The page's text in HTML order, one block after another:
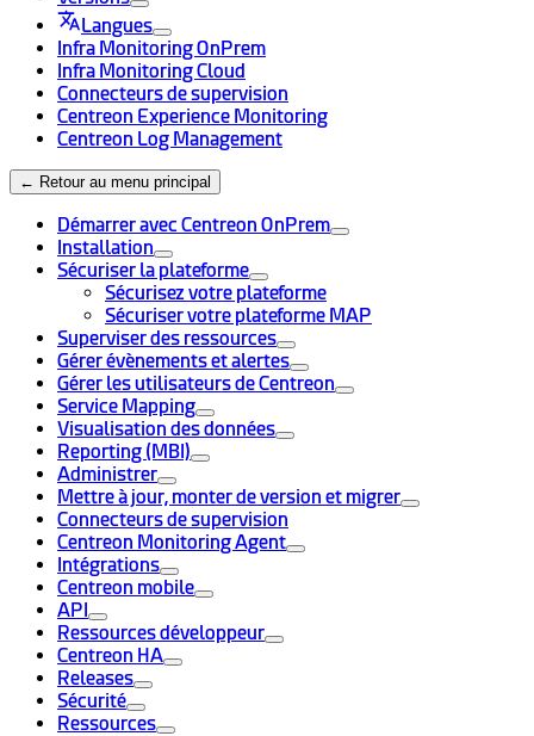
Langues
Infra Monitoring OnPrem
Infra Monitoring Cloud
Connecteurs de supervision
Centreon Experience Monitoring
Centreon Log Management
← Retour au menu principal
Démarrer avec Centreon OnPrem
Installation
Sécuriser la plateforme
Sécurisez votre plateforme
Sécuriser votre plateforme MAP
Superviser des ressources
Gérer évènements et alertes
Gérer les utilisateurs de Centreon
Service Mapping
Visualisation des données
Reporting (MBI)
Administrer
Mettre à jour, monter de version et migrer
Connecteurs de supervision
Centreon Monitoring Agent
Intégrations
Centreon mobile
API
Ressources développeur
Centreon HA
Releases
Sécurité
Ressources